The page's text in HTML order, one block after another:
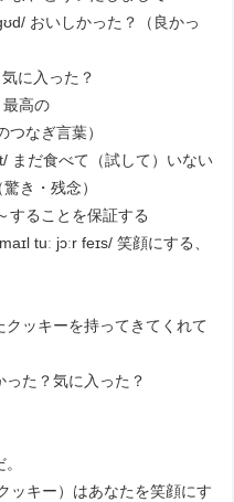
おいしかった？（良かっ
に入った？
高の
なぎ言葉）
まだ食べて（試して）いない
き・残念）
することを保証する
tuː jɔːr feɪs/ 笑顔にする、
ッキーを持ってきてくれて
た？気に入った？
ッキー）はあなたを笑顔にす